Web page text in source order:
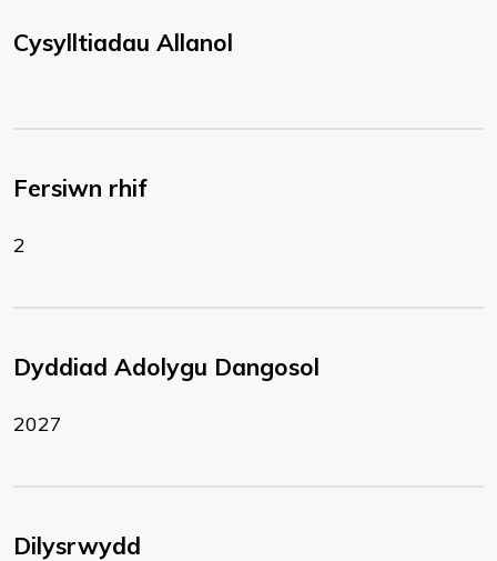
Cysylltiadau Allanol
Fersiwn rhif
2
Dyddiad Adolygu Dangosol
2027
Dilysrwydd